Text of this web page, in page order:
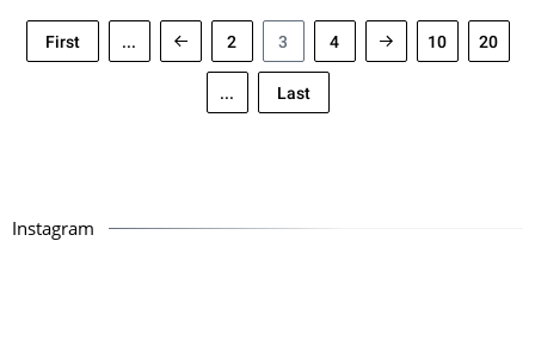
First ... 2 3 4 10 20
... Last
Instagram